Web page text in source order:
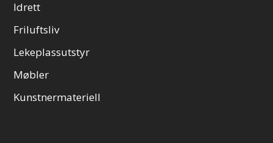
Idrett
Friluftsliv
Lekeplassutstyr
Møbler
Kunstnermateriell